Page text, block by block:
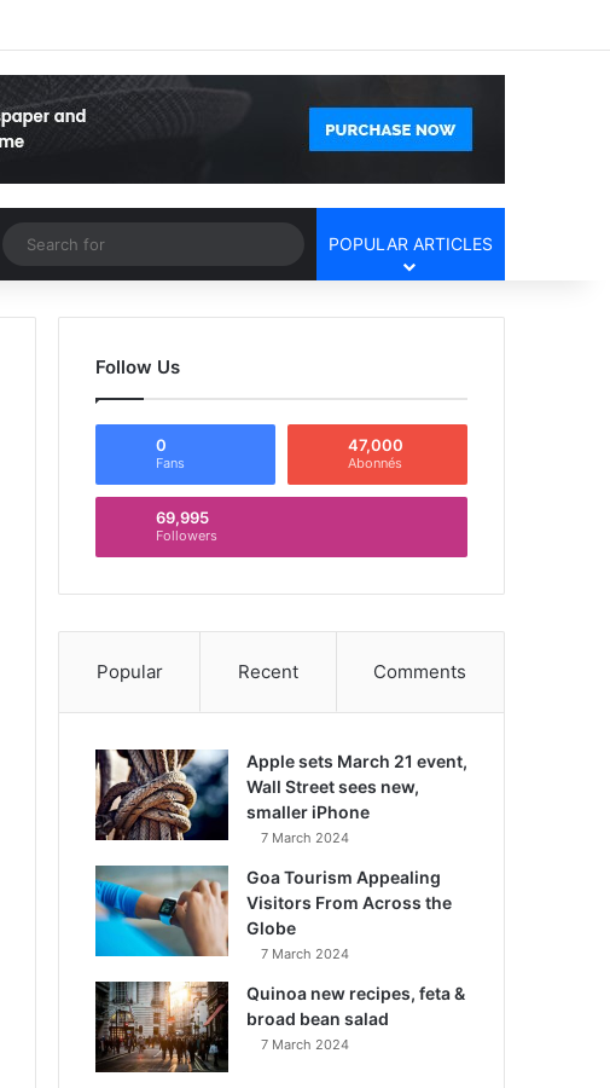
Random Article
Search
for
POPULAR ARTICLES
Follow Us
0
Fans
47,000
Abonnés
69,995
Followers
Popular Recent Comments
Apple sets March 21 event,
Wall Street sees new,
smaller iPhone
7 March 2024
Goa Tourism Appealing
Visitors From Across the
Globe
7 March 2024
Quinoa new recipes, feta &
broad bean salad
7 March 2024